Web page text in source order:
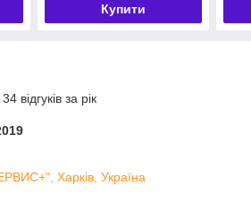
Купити
відгуків за рік
Харків, Україна